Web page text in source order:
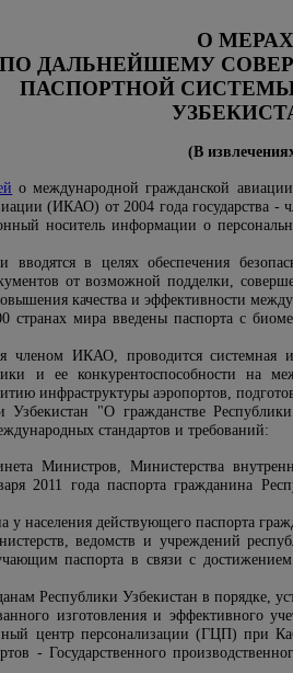
О МЕРАХ
ПО ДАЛЬНЕЙШЕМУ
ПАСПОРТНОЙ
(В
о международной гражданской
(ИКАО) от 2004 года государства -
носитель информации о
в целях обеспечения
от возможной подделки,
качества и эффективности
мира введены паспорта с
ИКАО, проводится системная и
и ее конкурентоспособности на
инфраструктуры аэропортов,
Узбекистан "О гражданстве
стандартов и требований:
Министров, Министерства
2011 года паспорта гражданина
у населения действующего паспорта
ведомств и учреждений
паспорта в связи с
Республики Узбекистан в порядке,
изготовления и эффективного
центр персонализации (ГЦП) при
- Государственного